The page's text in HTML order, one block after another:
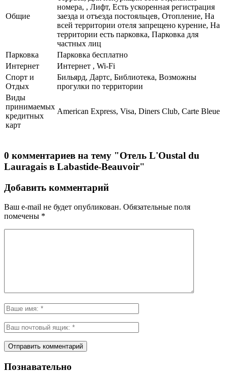
Общие
номера, , Лифт, Есть ускоренная регистрация
заезда и отъезда постояльцев, Отопление, На
всей территории отеля запрещено курение, На
территории есть парковка, Парковка для
частных лиц
Парковка
Парковка бесплатно
Интернет
Интернет , Wi-Fi
Спорт и
Отдых
Бильярд, Дартс, Библиотека, Возможны
прогулки по территории
Виды
принимаемых
кредитных
карт
American Express, Visa, Diners Club, Carte Bleue
0 комментариев на тему "Отель L'Oustal du
Lauragais в Labastide-Beauvoir"
Добавить комментарий
Ваш e-mail не будет опубликован. Обязательные поля
помечены *
Познавательно